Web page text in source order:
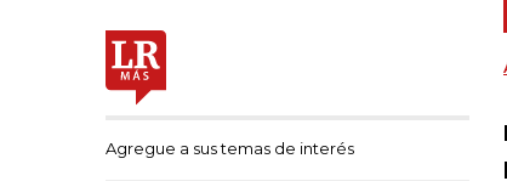
Agregue a sus temas de interés